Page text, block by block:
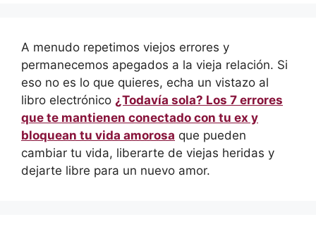
A menudo repetimos viejos errores y
permanecemos apegados a la vieja relación. Si
eso no es lo que quieres, echa un vistazo al
libro electrónico ¿Todavía sola? Los 7 errores
que te mantienen conectado con tu ex y
bloquean tu vida amorosa que pueden
cambiar tu vida, liberarte de viejas heridas y
dejarte libre para un nuevo amor.